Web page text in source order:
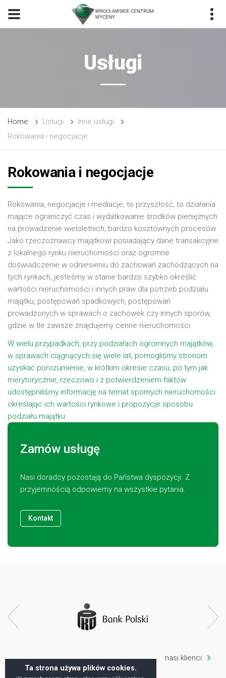
Usługi
Home Usługi
Inne usługi
Rokowania i negocjacje
Rokowania i negocjacje
Rokowania, negocjacje i mediacje, to przyszłość, to działania
mające ograniczyć czas i wydatkowanie środków pieniężnych
na prowadzenie wieloletnich, bardzo kosztownych procesów.
Jako rzeczoznawcy majątkowi posiadający dane transakcyjne
z lokalnego rynku nieruchomości oraz ogromne
doświadczenie w odniesieniu do zachowań zachodzących na
tych rynkach, jesteśmy w stanie bardzo szybko określić
wartości nieruchomości i innych praw dla potrzeb podziału
majątku, postępowań spadkowych, postępowań
prowadzonych w sprawach o zachowek czy innych sporów,
gdzie w tle zawsze znajdujemy cenne nieruchomości.
W wielu przypadkach, przy podziałach ogromnych majątków,
w sprawach ciągnących się wiele lat, pomogliśmy stronom
uzyskać porozumienie, w krótkim okresie czasu, po tym jak
merytorycznie, rzeczowo i z potwierdzeniem faktów
udostępniliśmy informację na temat spornych nieruchomości
określając ich wartości rynkowe i propozycje sposobu
podziału majątku.
Zamów usługę
Nasi doradcy pozostają do Państwa dyspozycji. Z
przyjemnością odpowiemy na wszystkie pytania.
Kontakt
nasi klienci
Ta strona używa plików cookies.